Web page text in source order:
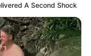
A Second Shock